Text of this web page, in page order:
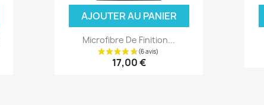
AJOUTER AU PANIER
Microfibre De Finition...
17,00 €